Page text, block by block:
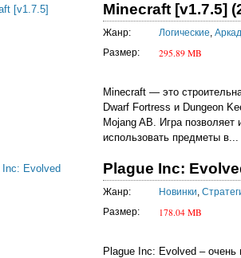
Minecraft [v1.7.5]
Жанр: Логические
Размер: 295.89 MB
Minecraft — это
Dwarf Fortress и Dungeon
Mojang AB. Игра позволяет
использовать предметы в...
Plague Inc:
Жанр: Новинки
Размер: 178.04 MB
Plague Inc: Evolved – очень